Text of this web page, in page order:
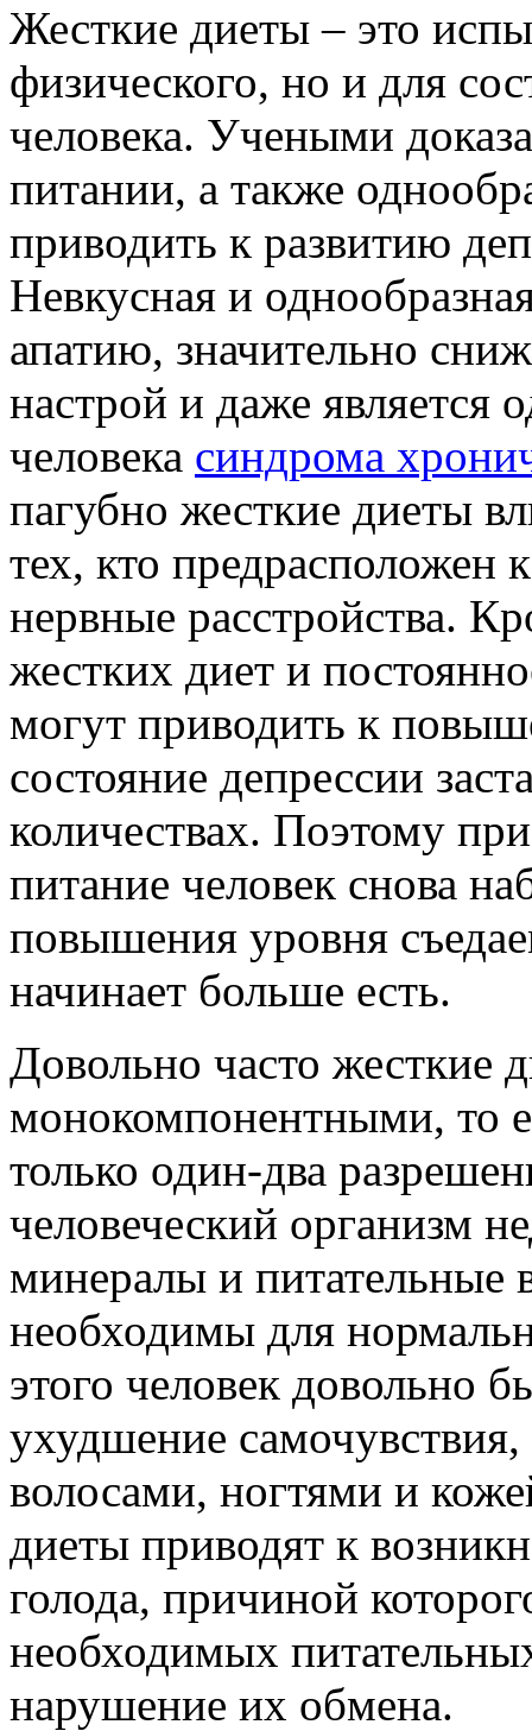
Жесткие диеты – это
физического, но и для
человека. Учеными
питании, а также
приводить к развитию
Невкусная и
апатию, значительно
настрой и даже является
человека синдрома
пагубно жесткие диеты
тех, кто предрасположен
нервные расстройства.
жестких диет и
могут приводить к
состояние депрессии
количествах. Поэтому
питание человек снова
повышения уровня
начинает больше есть.
Довольно часто жесткие
монокомпонентными, то
только один-два
человеческий организм
минералы и питательные
необходимы для
этого человек довольно
ухудшение
волосами, ногтями и
диеты приводят к
голода, причиной
необходимых
нарушение их обмена.